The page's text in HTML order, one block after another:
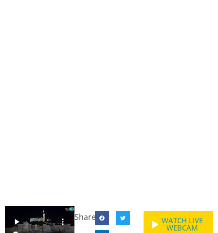
Share: WATCH LIVE
WEBCAM